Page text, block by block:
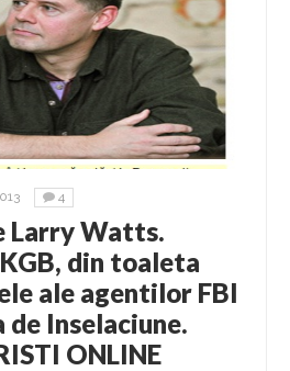
4
Larry Watts.
din toaleta
ale agentilor FBI
Inselaciune.
ONLINE